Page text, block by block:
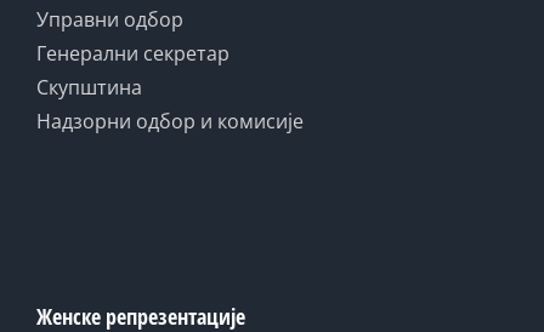
Управни одбор
Генерални секретар
Скупштина
Надзорни одбор и комисије
Женске репрезентације